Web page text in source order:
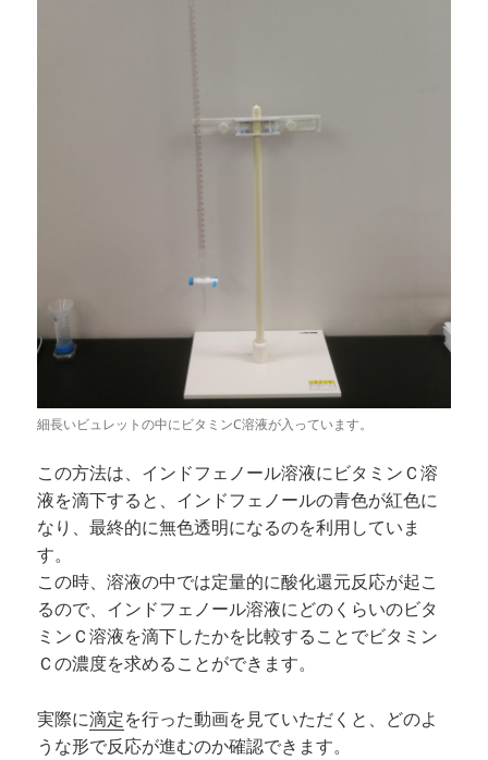
細長いビュレットの中にビタミンC溶液が入っています。
この方法は、インドフェノール溶液にビタミンＣ溶
液を滴下すると、インドフェノールの青色が紅色に
なり、最終的に無色透明になるのを利用していま
す。
この時、溶液の中では定量的に酸化還元反応が起こ
るので、インドフェノール溶液にどのくらいのビタ
ミンＣ溶液を滴下したかを比較することでビタミン
Ｃの濃度を求めることができます。
実際に滴定を行った動画を見ていただくと、どのよ
うな形で反応が進むのか確認できます。